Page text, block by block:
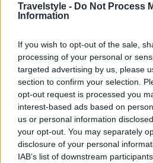
Travelstyle - Do Not Process
Information
If you wish to opt-out of the sale,
processing of your personal or
targeted advertising by us, please
section to confirm your selection.
opt-out request is processed you
interest-based ads based on
us or personal information
your opt-out. You may separately
disclosure of your personal
IAB’s list of downstream